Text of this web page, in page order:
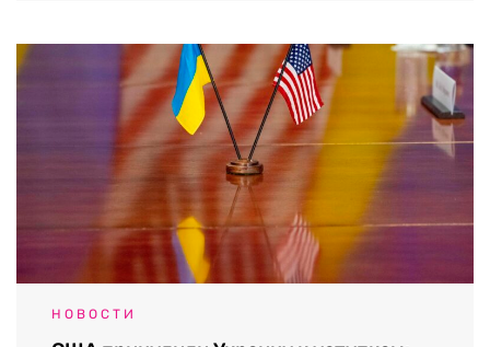
НОВОСТИ